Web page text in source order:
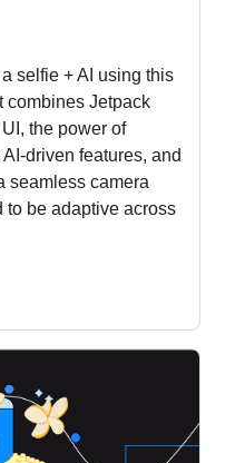
selfie + AI using this
combines Jetpack
the power of
driven features, and
seamless camera
be adaptive across